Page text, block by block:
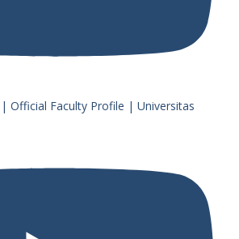
| Official Faculty Profile | Universitas